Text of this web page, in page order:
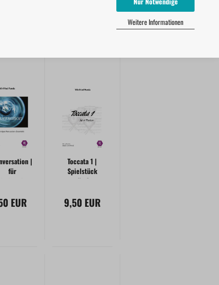
Weitere Informationen
|
für
EUR
Toccata 1 |
Spielstück
für 4
9,50 EUR